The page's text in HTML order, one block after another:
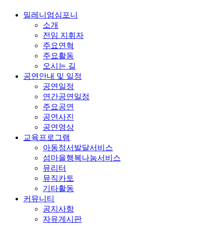
밀레니엄심포니
소개
전임 지휘자
주요연혁
주요활동
오시는 길
공연안내 및 일정
공연일정
연간공연일정
주요공연
공연사진
공연영상
교육프로그램
아동정서발달서비스
섬마을행복나눔서비스
뮤리터
뮤직카토
기타활동
커뮤니티
공지사항
자유게시판